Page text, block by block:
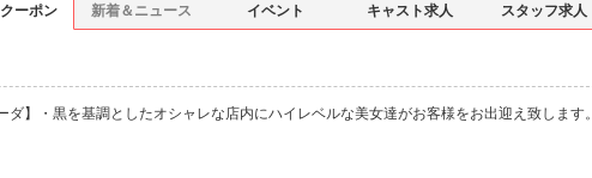
ーポン 新着＆ニュース イベント キャスト求人 スタッフ求人
】・黒を基調としたオシャレな店内にハイレベルな美女達がお客様をお出迎え致します。